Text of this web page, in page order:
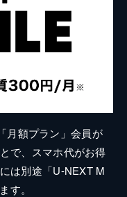
月額プラン」会員が
で、スマホ代がお得
は別途「U-NEXT M
す。